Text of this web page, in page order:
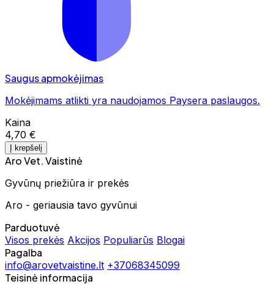
Saugus apmokėjimas
Mokėjimams atlikti yra naudojamos Paysera paslaugos.
Kaina
4,70 €
Į krepšelį
Aro Vet. Vaistinė
Gyvūnų priežiūra ir prekės
Aro - geriausia tavo gyvūnui
Parduotuvė
Visos prekės Akcijos Populiarūs Blogai
Pagalba
info@arovetvaistine.lt +37068345099
Teisinė informacija